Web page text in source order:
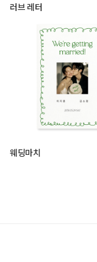
러브 레터
웨딩마치